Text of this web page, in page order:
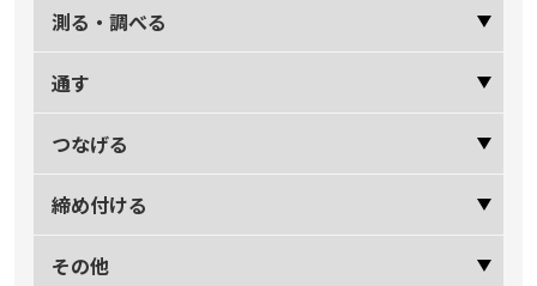
測る・調べる
通す
つなげる
締め付ける
その他